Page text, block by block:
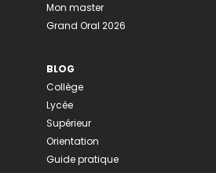
Mon master
Grand Oral 2026
BLOG
Collège
Lycée
Supérieur
Orientation
Guide pratique